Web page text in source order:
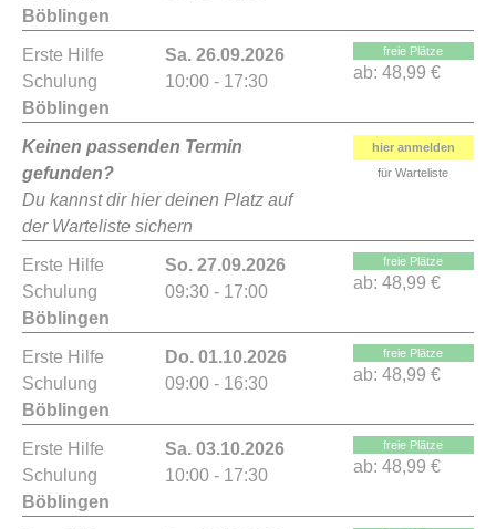
Böblingen
Erste Hilfe
Schulung
Böblingen
Sa. 26.09.2026
10:00 - 17:30
freie Plätze
ab: 48,99 €
Keinen passenden Termin
gefunden?
Du kannst dir hier deinen Platz auf
der Warteliste sichern
hier anmelden
für Warteliste
Erste Hilfe
Schulung
Böblingen
So. 27.09.2026
09:30 - 17:00
freie Plätze
ab: 48,99 €
Erste Hilfe
Schulung
Böblingen
Do. 01.10.2026
09:00 - 16:30
freie Plätze
ab: 48,99 €
Erste Hilfe
Schulung
Böblingen
Sa. 03.10.2026
10:00 - 17:30
freie Plätze
ab: 48,99 €